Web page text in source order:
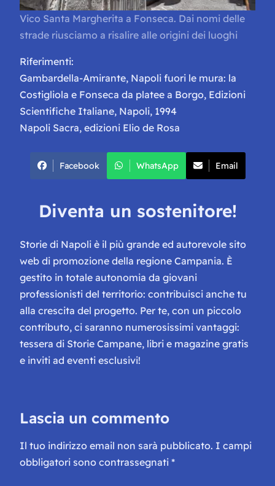
Vico Santa Margherita a Fonseca. Dai nomi delle
strade riusciamo a risalire alle origini dei luoghi
Riferimenti:
Gambardella-Amirante, Napoli fuori le mura: la
Costigliola e Fonseca da platee a Borgo, Edizioni
Scientifiche Italiane, Napoli, 1994
Napoli Sacra, edizioni Elio de Rosa
Facebook WhatsApp Email
Diventa un sostenitore!
Storie di Napoli è il più grande ed autorevole sito
web di promozione della regione Campania. È
gestito in totale autonomia da giovani
professionisti del territorio: contribuisci anche tu
alla crescita del progetto. Per te, con un piccolo
contributo, ci saranno numerosissimi vantaggi:
tessera di Storie Campane, libri e magazine gratis
e inviti ad eventi esclusivi!
Lascia un commento
Il tuo indirizzo email non sarà pubblicato. I campi
obbligatori sono contrassegnati *